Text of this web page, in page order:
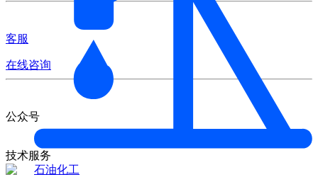
石油化工
客服
在线咨询
公众号
技术服务